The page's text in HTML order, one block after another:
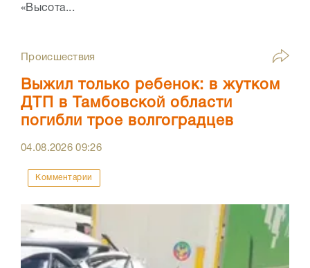
«Высота...
Происшествия
Выжил только ребенок: в жутком
ДТП в Тамбовской области
погибли трое волгоградцев
04.08.202609:26
Комментарии